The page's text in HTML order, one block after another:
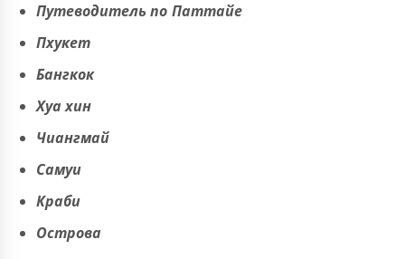
Путеводитель по Паттайе
Пхукет
Бангкок
Хуа хин
Чиангмай
Самуи
Краби
Острова